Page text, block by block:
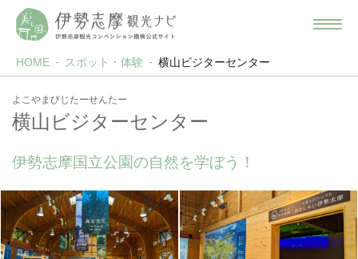
HOME スポット・体験 横山ビジターセンター
よこやまびじたーせんたー
横山ビジターセンター
伊勢志摩国立公園の自然を学ぼう！